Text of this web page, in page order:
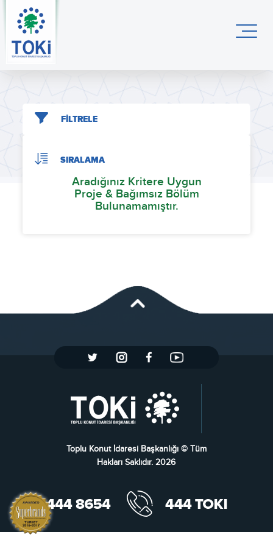
FİLTRELE
SIRALAMA
Aradığınız Kritere Uygun
Proje & Bağımsız Bölüm
Bulunamamıştır.
Toplu Konut İdaresi Başkanlığı © Tüm
Hakları Saklıdır. 2026